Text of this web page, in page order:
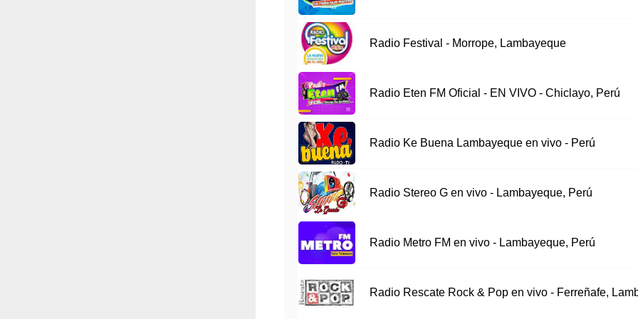
Radio Festival - Morrope, Lambayeque
Radio Eten FM Oficial - EN VIVO - Chiclayo, Perú
Radio Ke Buena Lambayeque en vivo - Perú
Radio Stereo G en vivo - Lambayeque, Perú
Radio Metro FM en vivo - Lambayeque, Perú
Radio Rescate Rock & Pop en vivo - Ferreñafe,